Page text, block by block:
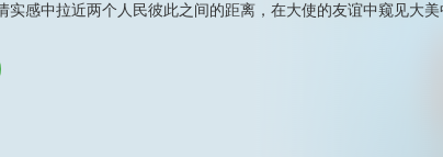
实感中拉近两个人民彼此之间的距离，在大使的友谊中窥见大